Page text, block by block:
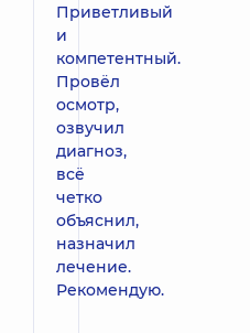
Приветливый
и
компетентный.
Провёл
осмотр,
озвучил
диагноз,
всё
четко
объяснил,
назначил
лечение.
Рекомендую.